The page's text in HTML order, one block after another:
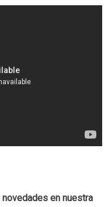
novedades en nuestra